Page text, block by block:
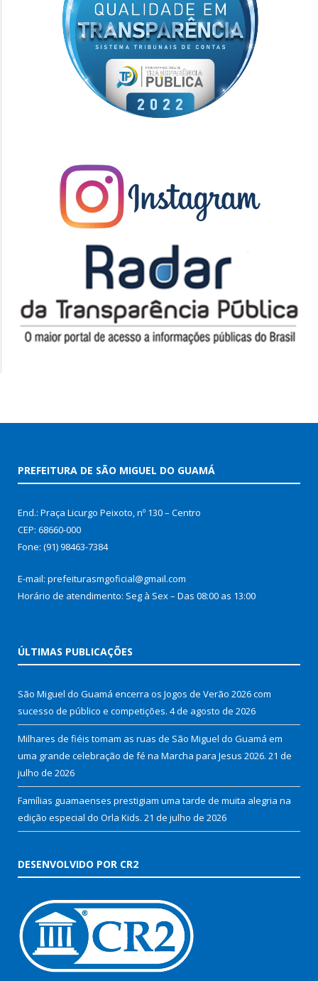
PREFEITURA DE SÃO MIGUEL DO GUAMÁ
End.: Praça Licurgo Peixoto, nº 130 – Centro
CEP: 68660-000
Fone: (91) 98463-7384
E-mail: prefeiturasmgoficial@gmail.com
Horário de atendimento: Seg à Sex – Das 08:00 as 13:00
ÚLTIMAS PUBLICAÇÕES
São Miguel do Guamá encerra os Jogos de Verão 2026 com
sucesso de público e competições. 4 de agosto de 2026
Milhares de fiéis tomam as ruas de São Miguel do Guamá em
uma grande celebração de fé na Marcha para Jesus 2026. 21 de
julho de 2026
Famílias guamaenses prestigiam uma tarde de muita alegria na
edição especial do Orla Kids. 21 de julho de 2026
DESENVOLVIDO POR CR2